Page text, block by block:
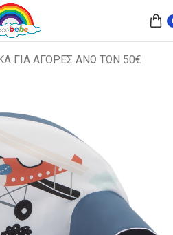
ΓΙΑ ΑΓΟΡΕΣ ΑΝΩ ΤΩΝ 50€
ΠΟΛΥΘΡΟΝΑΚΙΑ